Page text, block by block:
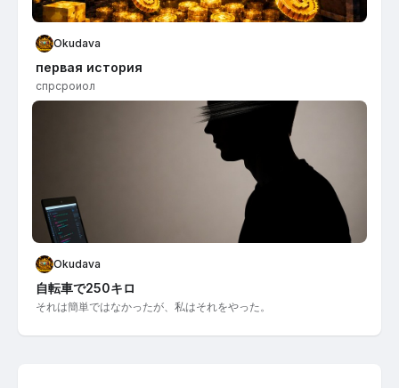
Okudava
первая история
спрсроиол
Okudava
自転車で250キロ
それは簡単ではなかったが、私はそれをやった。